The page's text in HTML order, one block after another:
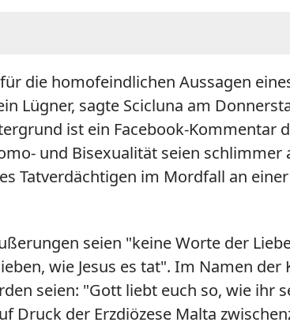
die homofeindlichen Aussagen
Lügner, sagte Scicluna am
ist ein Facebook-Kommentar
und Bisexualität seien schlimmer
Tatverdächtigen im Mordfall an
seien "keine Worte der
wie Jesus es tat". Im Namen
seien: "Gott liebt euch so, wie ihr
Druck der Erzdiözese Malta